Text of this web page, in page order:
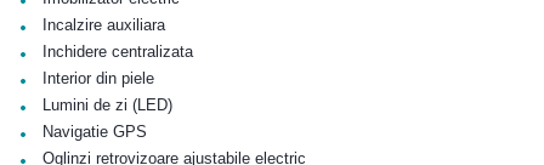
• Incalzire auxiliara
• Inchidere centralizata
• Interior din piele
• Lumini de zi (LED)
• Navigatie GPS
Oglinzi retrovizoare ajustabile electric